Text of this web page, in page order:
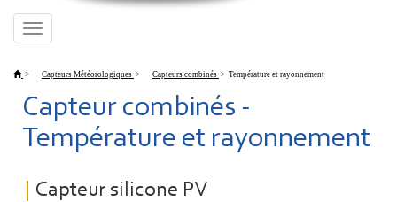
Toggle
> Capteurs Météorologiques > Capteurs combinés > Température et rayonnement
Capteur combinés -
Température et rayonnement
Capteur silicone PV